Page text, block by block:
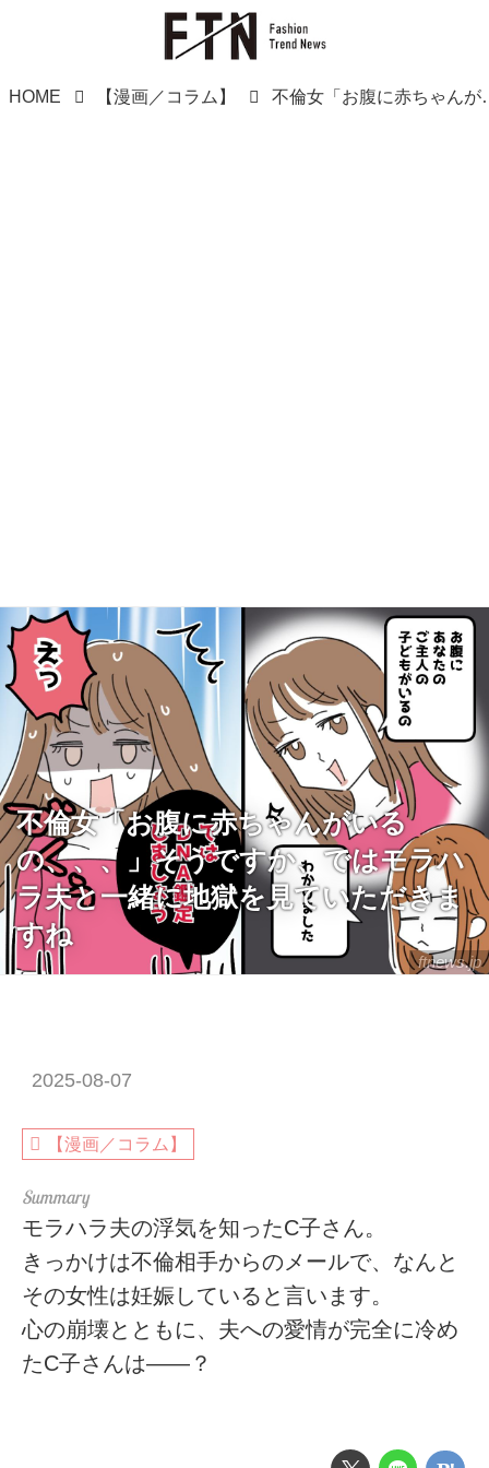
HOME 【漫画／コラム】 不倫女「お腹に赤ちゃんがいる
ftnews.jp
不倫女「お腹に赤ちゃんがいる
の、、、」そうですか、ではモラハ
ラ夫と一緒に地獄を見ていただきま
すね
2025-08-07
【漫画／コラム】
モラハラ夫の浮気を知ったC子さん。
きっかけは不倫相手からのメールで、なんと
その女性は妊娠していると言います。
心の崩壊とともに、夫への愛情が完全に冷め
たC子さんは――？